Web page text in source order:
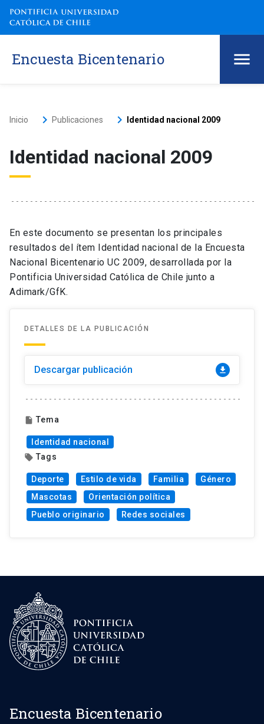
Encuesta Bicentenario
Inicio keyboard_arrow_right Publicaciones keyboard_arrow_right Identidad nacional 2009
Identidad nacional 2009
En este documento se presentan los principales
resultados del ítem Identidad nacional de la Encuesta
Nacional Bicentenario UC 2009, desarrollada por la
Pontificia Universidad Católica de Chile junto a
Adimark/GfK.
DETALLES DE LA PUBLICACIÓN
Descargar publicación download
insert_drive_file Tema
Identidad nacional
local_offer Tags
Deporte Estilo de vida Familia
Género
Mascotas
Orientación política
Pueblo originario
Redes sociales
Encuesta Bicentenario